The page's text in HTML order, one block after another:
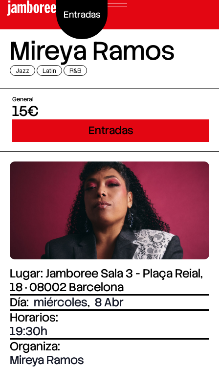
Entradas
Mireya Ramos
Jazz Latin R&B
General
15€
Entradas
Lugar: Jamboree Sala 3 - Plaça Reial,
18 · 08002 Barcelona
Día: miércoles, 8 Abr
Horarios:
19:30
Organiza:
Mireya Ramos